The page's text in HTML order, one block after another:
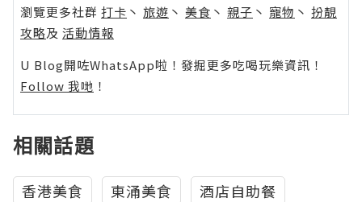
瀏覽更多社群 打卡 丶 旅遊 丶 美食 丶 親子 丶 寵物 丶 扮靚
攻略及 活動情報
U Blog開咗WhatsApp啦！發掘更多吃喝玩樂資訊！
Follow 我哋 ！
相關話題
香港美食 東涌美食
酒店自助餐